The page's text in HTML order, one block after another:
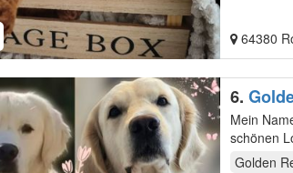
64380
6.
Mein
schönen
…
Golden